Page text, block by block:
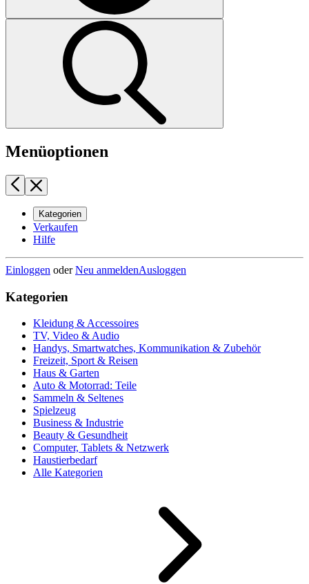
Menüoptionen
Kategorien
Verkaufen
Hilfe
Einloggen oderNeu anmeldenAusloggen
Kategorien
Kleidung & Accessoires
TV, Video & Audio
Handys, Smartwatches, Kommunikation & Zubehör
Freizeit, Sport & Reisen
Haus & Garten
Auto & Motorrad: Teile
Sammeln & Seltenes
Spielzeug
Business & Industrie
Beauty & Gesundheit
Computer, Tablets & Netzwerk
Haustierbedarf
Alle Kategorien